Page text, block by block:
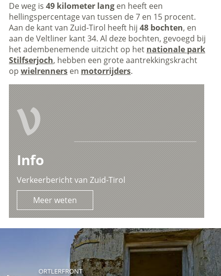
De weg is 49 kilometer langen heeft een
hellingspercentage van tussen de 7 en 15 procent.
Aan de kant van Zuid-Tirol heeft hij 48 bochten, en
aan de Veltliner kant 34. Al deze bochten, gevoegd bij
het adembenemende uitzicht op het nationale park
Stilfserjoch, hebben een grote aantrekkingskracht
op wielrennersen motorrijders.
V
Info
Verkeerbericht van Zuid-Tirol
Meer weten
ORTLERFRONT